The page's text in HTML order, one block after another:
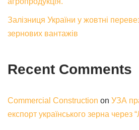
Залізниця України у жовтні
зернових вантажів
Recent Comments
Commercial Construction on УЗА
експорт українського зерна через